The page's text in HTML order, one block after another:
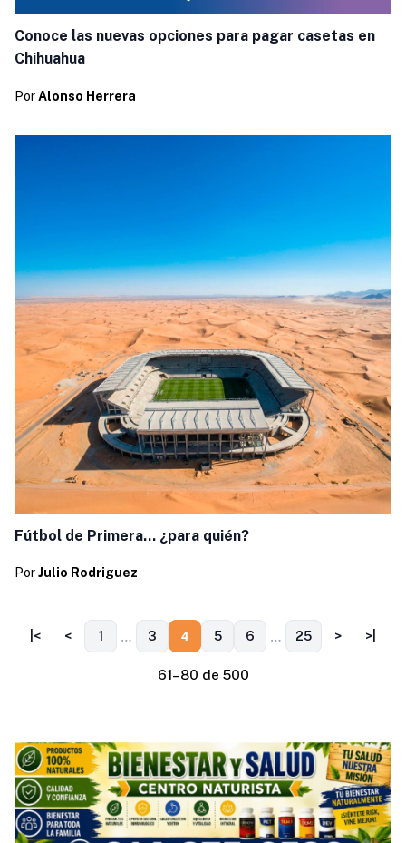
Conoce las nuevas opciones para pagar casetas en
Chihuahua
Por Alonso Herrera
Fútbol de Primera… ¿para quién?
Por Julio Rodriguez
|< < 1 … 3 4 5 6 … 25 > >|
61–80 de 500